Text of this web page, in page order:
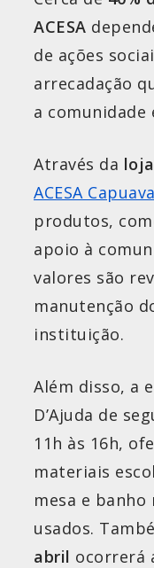
ACESA
de ações
arrecadação
a
Através da
ACESA
produtos,
apoio à
valores são
manutenção
instituição.
Além disso, a
D’Ajuda de
11h às 16h,
materiais
mesa e banho
usados.
abril ocorrerá